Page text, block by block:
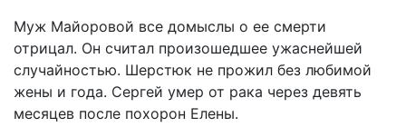
Муж Майоровой все домыслы о ее смерти
отрицал. Он считал произошедшее ужаснейшей
случайностью. Шерстюк не прожил без любимой
жены и года. Сергей умер от рака через девять
месяцев после похорон Елены.